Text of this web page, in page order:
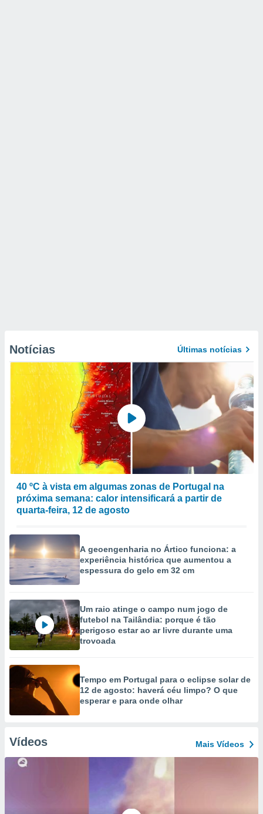
Notícias Últimas notícias
40 ºC à vista em algumas zonas de Portugal na
próxima semana: calor intensificará a partir de
quarta-feira, 12 de agosto
A geoengenharia no Ártico funciona: a
experiência histórica que aumentou a
espessura do gelo em 32 cm
Um raio atinge o campo num jogo de
futebol na Tailândia: porque é tão
perigoso estar ao ar livre durante uma
trovoada
Tempo em Portugal para o eclipse solar de
12 de agosto: haverá céu limpo? O que
esperar e para onde olhar
Vídeos Mais Vídeos